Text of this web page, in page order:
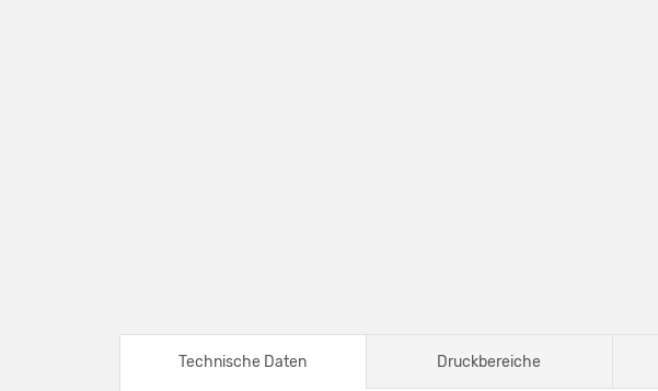
Technische Daten Druckbereiche